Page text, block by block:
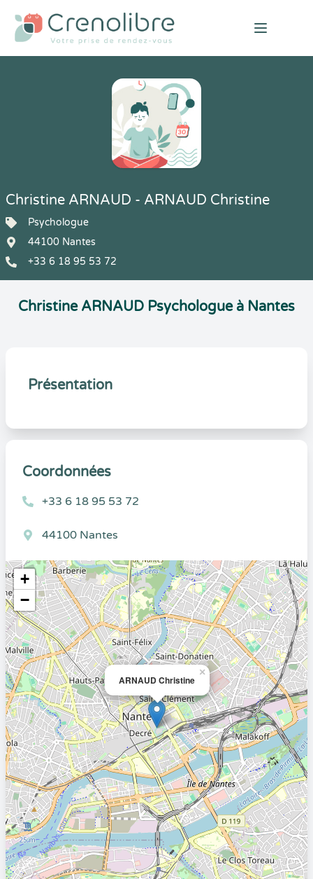
Open
Christine ARNAUD - ARNAUD Christine
Psychologue
44100 Nantes
+33 6 18 95 53 72
Christine ARNAUD Psychologue à Nantes
Présentation
Coordonnées
+33 6 18 95 53 72
44100 Nantes
ARNAUD Christine
×
+
−